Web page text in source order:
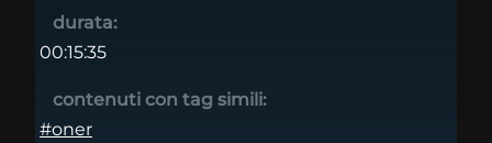
durata:
00:15:35
contenuti con tag simili:
#oner